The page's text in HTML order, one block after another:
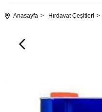
Anasayfa Hırdavat Çeşitleri